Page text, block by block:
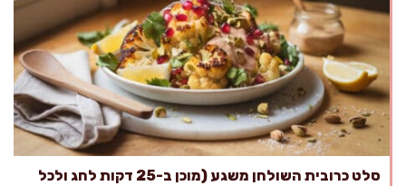
סלט כרובית השולחן משגע (מוכן ב-25 דקות לחג ולכל